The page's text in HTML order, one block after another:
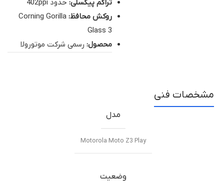
تراکم پیکسلی:حدود 402ppi
روکش محافظ: Corning Gorilla
Glass 3
محصول:رسمی شرکت موتورولا
مشخصات فنی
مدل
Motorola Moto Z3 Play
وضعیت